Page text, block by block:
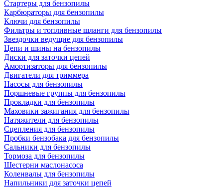
Стартеры для бензопилы
Карбюраторы для бензопилы
Ключи для бензопилы
Фильтры и топливные шланги для бензопилы
Звездочки ведущие для бензопилы
Цепи и шины на бензопилы
Диски для заточки цепей
Амортизаторы для бензопилы
Двигатели для триммера
Насосы для бензопилы
Поршневые группы для бензопилы
Прокладки для бензопилы
Маховики зажигания для бензопилы
Натяжители для бензопилы
Сцепления для бензопилы
Пробки бензобака для бензопилы
Сальники для бензопилы
Тормоза для бензопилы
Шестерни маслонасоса
Коленвалы для бензопилы
Напильники для заточки цепей